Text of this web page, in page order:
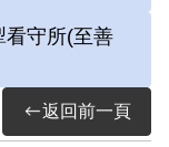
年有期徒
授，決意
房廁所門
看守所(至善
返回前一頁